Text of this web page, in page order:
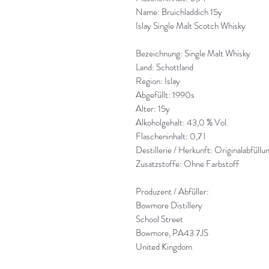
Name: Bruichladdich 15y
Islay Single Malt Scotch Whisky
Bezeichnung: Single Malt Whisky
Land: Schottland
Region: Islay
Abgefüllt: 1990s
Alter: 15y
Alkoholgehalt: 43,0 % Vol.
Flascheninhalt: 0,7 l
Destillerie / Herkunft:
Zusatzstoffe: Ohne Farbstoff
Produzent / Abfüller:
Bowmore Distillery
School Street
Bowmore, PA43 7JS
United Kingdom